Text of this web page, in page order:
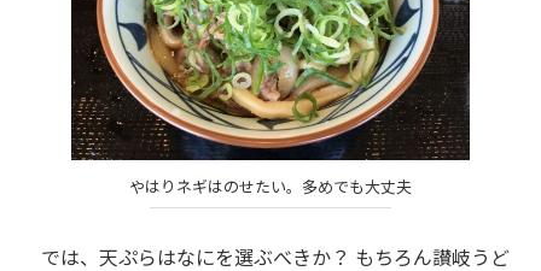
やはりネギはのせたい。多めでも大丈夫
では、天ぷらはなにを選ぶべきか？ もちろん讃岐うど